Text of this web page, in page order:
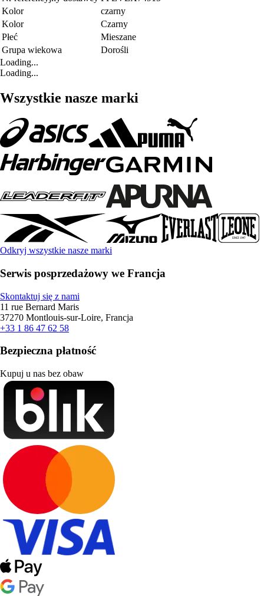
Kolor
czarny
Kolor
Czarny
Płeć
Mieszane
Grupa wiekowa
Dorośli
Loading...
Loading...
Wszystkie nasze marki
Odkryj wszystkie nasze marki
Serwis posprzedażowy we Francja
Skontaktuj się z nami
11 rue Bernard Maris
37270 Montlouis-sur-Loire, Francja
+33 1 86 47 62 58
Bezpieczna płatność
Kupuj u nas bez obaw